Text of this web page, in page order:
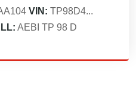
VIN: TP98D4...
AEBI TP 98 D